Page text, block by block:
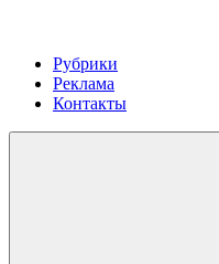
Рубрики
Реклама
Контакты